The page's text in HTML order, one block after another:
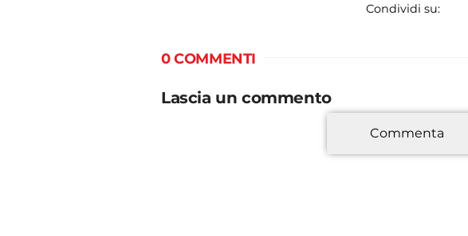
Condividi su:
0 COMMENTI
Lascia un commento
Commenta